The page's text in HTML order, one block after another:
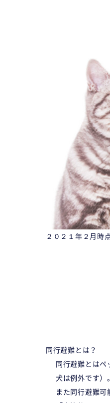
２０２１年２月時
同行避難とは？
同行避難とはペ
犬は例外です）
また同行避難可